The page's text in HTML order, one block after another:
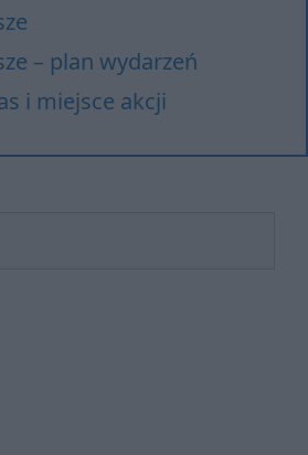
– plan wydarzeń
i miejsce akcji